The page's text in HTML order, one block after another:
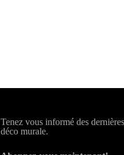
Tenez vous informé des
déco murale.